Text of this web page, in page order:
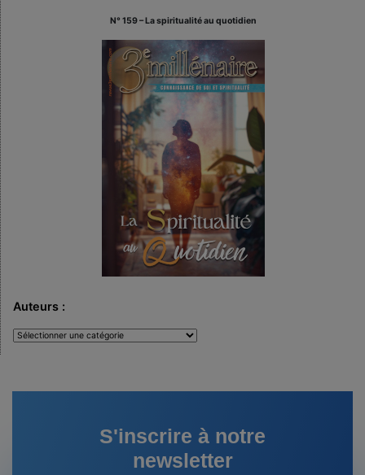
N° 159 – La spiritualité au quotidien
Auteurs :
Auteurs
:
S'inscrire à notre
newsletter